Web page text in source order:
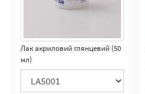
Лак акриловий глянцевий (50
мл)